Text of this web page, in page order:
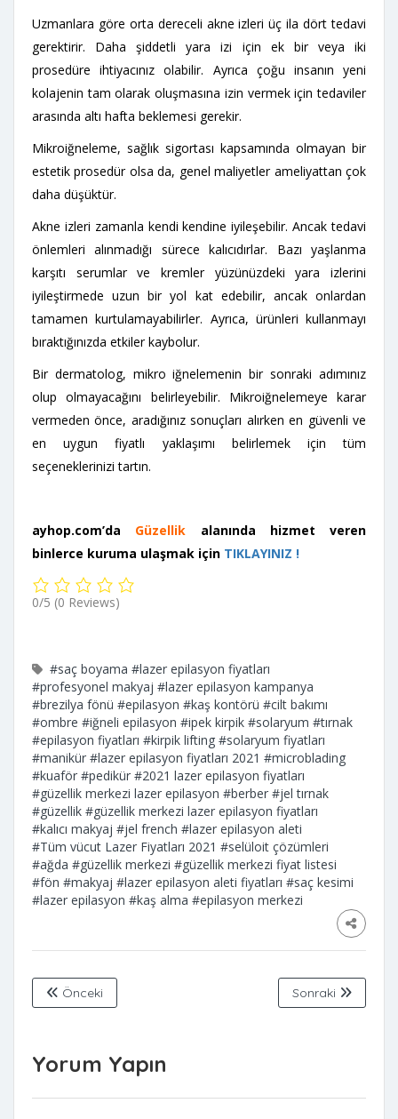
Uzmanlara göre orta dereceli akne izleri üç ila dört tedavi
gerektirir. Daha şiddetli yara izi için ek bir veya iki
prosedüre ihtiyacınız olabilir. Ayrıca çoğu insanın yeni
kolajenin tam olarak oluşmasına izin vermek için tedaviler
arasında altı hafta beklemesi gerekir.
Mikroiğneleme, sağlık sigortası kapsamında olmayan bir
estetik prosedür olsa da, genel maliyetler ameliyattan çok
daha düşüktür.
Akne izleri zamanla kendi kendine iyileşebilir. Ancak tedavi
önlemleri alınmadığı sürece kalıcıdırlar. Bazı yaşlanma
karşıtı serumlar ve kremler yüzünüzdeki yara izlerini
iyileştirmede uzun bir yol kat edebilir, ancak onlardan
tamamen kurtulamayabilirler. Ayrıca, ürünleri kullanmayı
bıraktığınızda etkiler kaybolur.
Bir dermatolog, mikro iğnelemenin bir sonraki adımınız
olup olmayacağını belirleyebilir. Mikroiğnelemeye karar
vermeden önce, aradığınız sonuçları alırken en güvenli ve
en uygun fiyatlı yaklaşımı belirlemek için tüm
seçeneklerinizi tartın.
ayhop.com’da Güzellik alanında hizmet veren
binlerce kuruma ulaşmak için TIKLAYINIZ !
0/5 (0 Reviews)
#saç boyama #lazer epilasyon fiyatları
#profesyonel makyaj #lazer epilasyon kampanya
#brezilya fönü #epilasyon #kaş kontörü #cilt bakımı
#ombre #iğneli epilasyon #ipek kirpik #solaryum #tırnak
#epilasyon fiyatları #kirpik lifting #solaryum fiyatları
#manikür #lazer epilasyon fiyatları 2021 #microblading
#kuaför #pedikür #2021 lazer epilasyon fiyatları
#güzellik merkezi lazer epilasyon #berber #jel tırnak
#güzellik #güzellik merkezi lazer epilasyon fiyatları
#kalıcı makyaj #jel french #lazer epilasyon aleti
#Tüm vücut Lazer Fiyatları 2021 #selüloit çözümleri
#ağda #güzellik merkezi #güzellik merkezi fiyat listesi
#fön #makyaj #lazer epilasyon aleti fiyatları #saç kesimi
#lazer epilasyon #kaş alma #epilasyon merkezi
Önceki Sonraki
Yorum Yapın